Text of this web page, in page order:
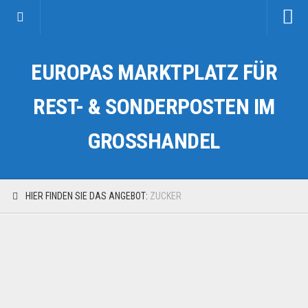
Kategorien
Auto & Motorrad
Fahrzeuge & Transport
EUROPAS MARKTPLATZ FÜR
REST- & SONDERPOSTEN IM
GROSSHANDEL
HIER FINDEN SIE DAS ANGEBOT: ZUCKER